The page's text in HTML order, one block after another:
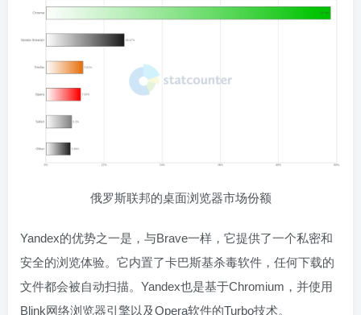
俄罗斯联邦的桌面浏览器市场份额
Yandex的优势之一是，与Brave一样，它提供了一个私密和
安全的浏览体验。它内置了卡巴斯基杀毒软件，任何下载的
文件都会被自动扫描。Yandex也是基于Chromium，并使用
Blink网络浏览器引擎以及Opera软件的Turbo技术。